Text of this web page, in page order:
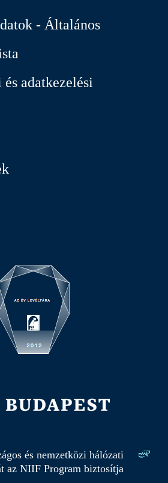
- Általános
adatkezelési
és nemzetközi hálózati
az NIIF Program biztosítja